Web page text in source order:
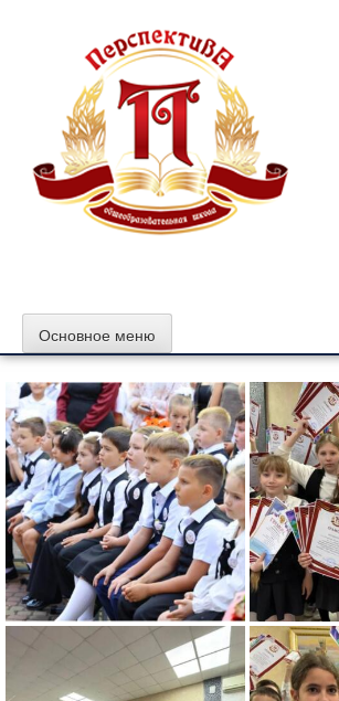
содержимому
Основное меню